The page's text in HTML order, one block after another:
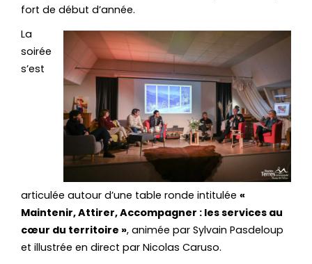
fort de début d’année.
La
soirée
s’est
articulée autour d’une table ronde intitulée «
Maintenir, Attirer, Accompagner : les services au
cœur du territoire », animée par Sylvain Pasdeloup
et illustrée en direct par Nicolas Caruso.